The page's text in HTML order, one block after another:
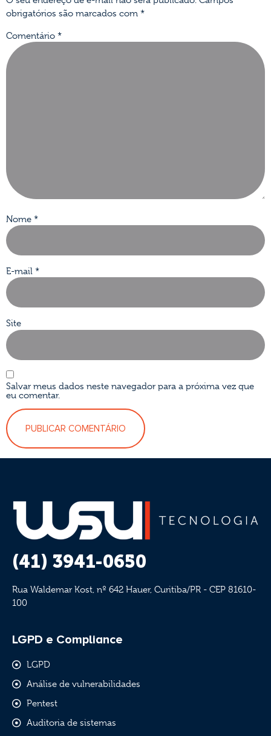
obrigatórios são marcados com *
Comentário *
Nome *
E-mail *
Site
Salvar meus dados neste navegador para a próxima vez que
eu comentar.
(41) 3941-0650
Rua Waldemar Kost, nº 642 Hauer, Curitiba/PR - CEP 81610-
100
LGPD e Compliance
LGPD
Análise de vulnerabilidades
Pentest
Auditoria de sistemas